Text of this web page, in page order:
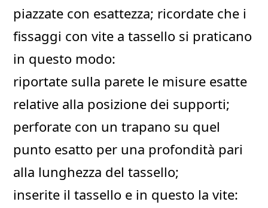
piazzate con esattezza; ricordate che i
fissaggi con vite a tassello si praticano
in questo modo:
riportate sulla parete le misure esatte
relative alla posizione dei supporti;
perforate con un trapano su quel
punto esatto per una profondità pari
alla lunghezza del tassello;
inserite il tassello e in questo la vite: